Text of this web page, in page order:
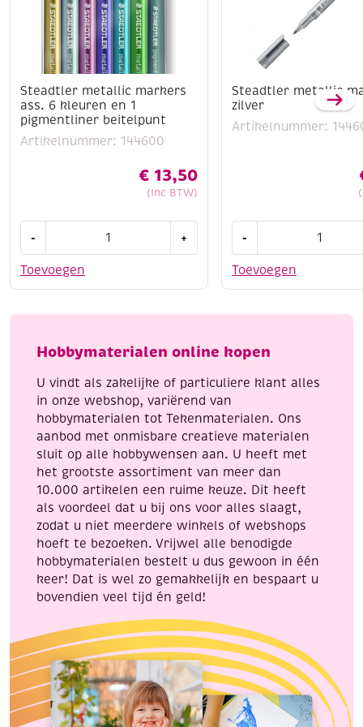
Steadtler metallic markers
ass. 6 kleuren en 1
pigmentliner beitelpunt
Artikelnummer: 144600
€ 13,50
(Inc BTW)
Toevoegen
-
markers
kleuren
beitelpunt
aantal
+
Steadtler metallic
zilver
Artikelnummer:
Toevoegen
-
marker
Hobbymaterialen online kopen
U vindt als zakelijke of particuliere klant alles
in onze webshop, variërend van
hobbymaterialen tot Tekenmaterialen. Ons
aanbod met onmisbare creatieve materialen
sluit op alle hobbywensen aan. U heeft met
het grootste assortiment van meer dan
10.000 artikelen een ruime keuze. Dit heeft
als voordeel dat u bij ons voor alles slaagt,
zodat u niet meerdere winkels of webshops
hoeft te bezoeken. Vrijwel alle benodigde
hobbymaterialen bestelt u dus gewoon in één
keer! Dat is wel zo gemakkelijk en bespaart u
bovendien veel tijd én geld!